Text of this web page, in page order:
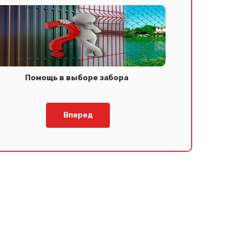
Помощь в выборе забора
Вперед